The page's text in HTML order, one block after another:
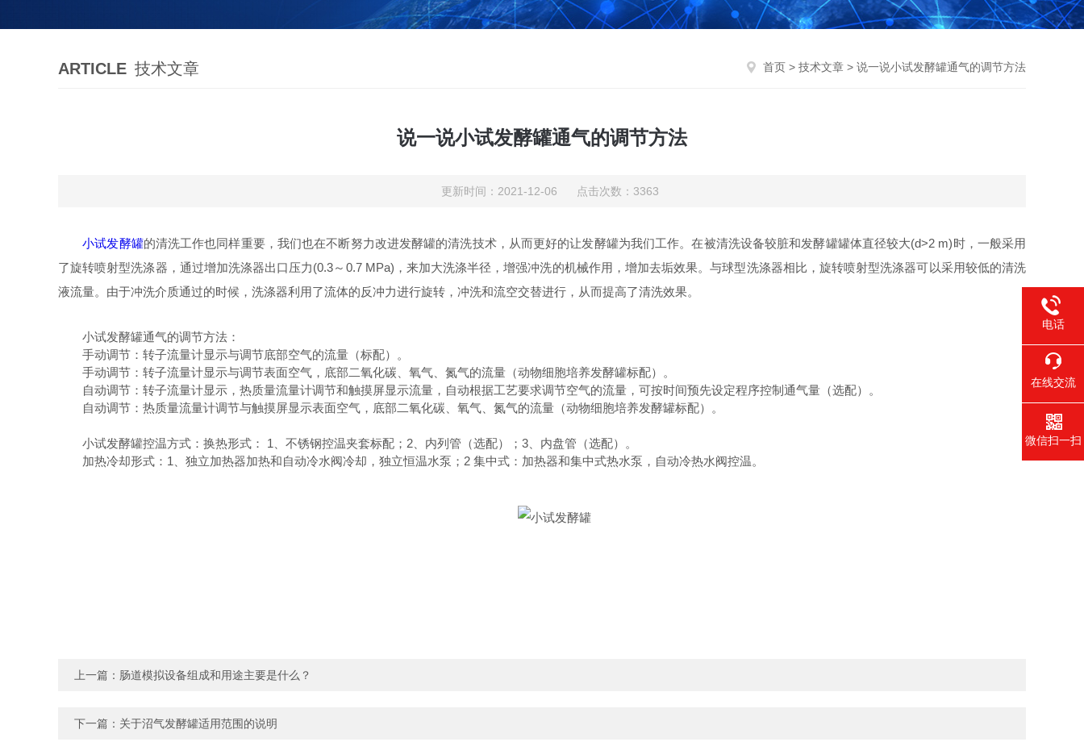
ARTICLE 技术文章 首页 > 技术文章 > 说一说小试发酵罐通气的调节方法
说一说小试发酵罐通气的调节方法
更新时间：2021-12-06 点击次数：3363
小试发酵罐的清洗工作也同样重要，我们也在不断努力改进发酵罐的清洗技术，从而更好的让发酵罐为我们工作。在被清洗设备较脏和发酵罐罐体直径较大(d>2 m)时，一般采用
了旋转喷射型洗涤器，通过增加洗涤器出口压力(0.3～0.7 MPa)，来加大洗涤半径，增强冲洗的机械作用，增加去垢效果。与球型洗涤器相比，旋转喷射型洗涤器可以采用较低的清洗
液流量。由于冲洗介质通过的时候，洗涤器利用了流体的反冲力进行旋转，冲洗和流空交替进行，从而提高了清洗效果。
小试发酵罐通气的调节方法：
手动调节：转子流量计显示与调节底部空气的流量（标配）。
手动调节：转子流量计显示与调节表面空气，底部二氧化碳、氧气、氮气的流量（动物细胞培养发酵罐标配）。
自动调节：转子流量计显示，热质量流量计调节和触摸屏显示流量，自动根据工艺要求调节空气的流量，可按时间预先设定程序控制通气量（选配）。
自动调节：热质量流量计调节与触摸屏显示表面空气，底部二氧化碳、氧气、氮气的流量（动物细胞培养发酵罐标配）。
小试发酵罐控温方式：换热形式： 1、不锈钢控温夹套标配；2、内列管（选配）；3、内盘管（选配）。
加热冷却形式：1、独立加热器加热和自动冷水阀冷却，独立恒温水泵；2 集中式：加热器和集中式热水泵，自动冷热水阀控温。
上一篇： 肠道模拟设备组成和用途主要是什么？
下一篇： 关于沼气发酵罐适用范围的说明
电话
在线交流
微信扫一扫